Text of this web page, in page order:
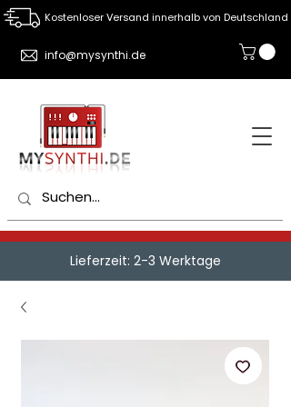
Kostenloser Versand innerhalb von Deutschland
info@mysynthi.de
Lieferzeit: 2-3 Werktage